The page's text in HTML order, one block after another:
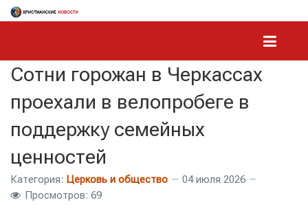
Сотни горожан в Черкассах
проехали в велопробеге в
поддержку семейных
ценностей
Категория: Церковь и общество
04 июля 2026
Просмотров: 69